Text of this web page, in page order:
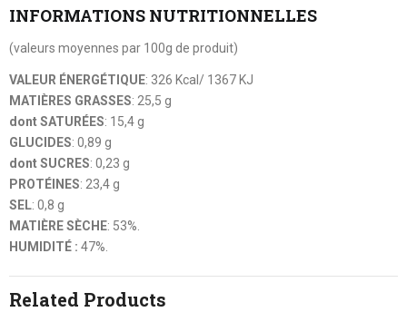
INFORMATIONS NUTRITIONNELLES
(valeurs moyennes par 100g de produit)
VALEUR ÉNERGÉTIQUE: 326 Kcal/ 1367 KJ
MATIÈRES GRASSES: 25,5 g
dont SATURÉES: 15,4 g
GLUCIDES: 0,89 g
dont SUCRES: 0,23 g
PROTÉINES: 23,4 g
SEL: 0,8 g
MATIÈRE SÈCHE: 53%.
HUMIDITÉ : 47%.
Related Products